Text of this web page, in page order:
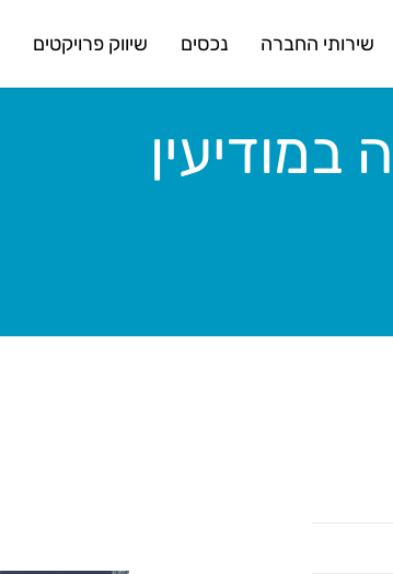
שירותי החברה נכסים שיווק פרויקטים